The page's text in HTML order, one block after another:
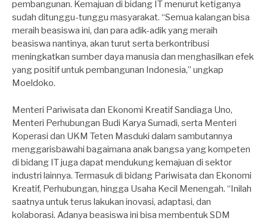
pembangunan. Kemajuan di bidang IT menurut ketiganya
sudah ditunggu-tunggu masyarakat. “Semua kalangan bisa
meraih beasiswa ini, dan para adik-adik yang meraih
beasiswa nantinya, akan turut serta berkontribusi
meningkatkan sumber daya manusia dan menghasilkan efek
yang positif untuk pembangunan Indonesia,” ungkap
Moeldoko.
Menteri Pariwisata dan Ekonomi Kreatif Sandiaga Uno,
Menteri Perhubungan Budi Karya Sumadi, serta Menteri
Koperasi dan UKM Teten Masduki dalam sambutannya
menggarisbawahi bagaimana anak bangsa yang kompeten
di bidang IT juga dapat mendukung kemajuan di sektor
industri lainnya. Termasuk di bidang Pariwisata dan Ekonomi
Kreatif, Perhubungan, hingga Usaha Kecil Menengah. “Inilah
saatnya untuk terus lakukan inovasi, adaptasi, dan
kolaborasi. Adanya beasiswa ini bisa membentuk SDM